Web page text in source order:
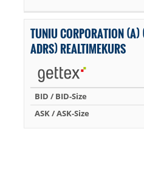
TUNIU CORPORATION (A)
ADRS) REALTIMEKURS
BID / BID-Size
ASK / ASK-Size